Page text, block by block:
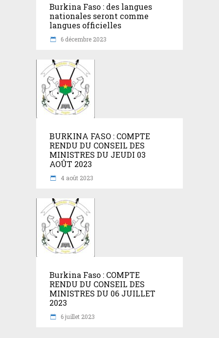
Burkina Faso : des langues
nationales seront comme
langues officielles
6 décembre 2023
BURKINA FASO : COMPTE
RENDU DU CONSEIL DES
MINISTRES DU JEUDI 03
AOÛT 2023
4 août 2023
Burkina Faso : COMPTE
RENDU DU CONSEIL DES
MINISTRES DU 06 JUILLET
2023
6 juillet 2023